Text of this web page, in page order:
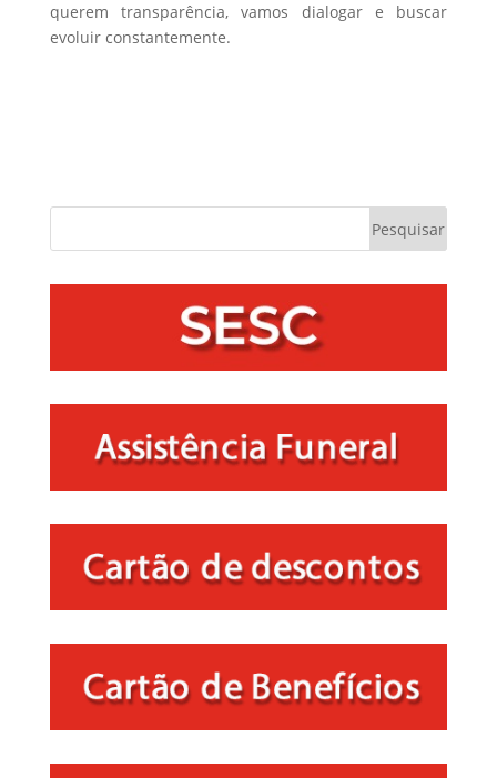
querem transparência, vamos dialogar e buscar
evoluir constantemente.